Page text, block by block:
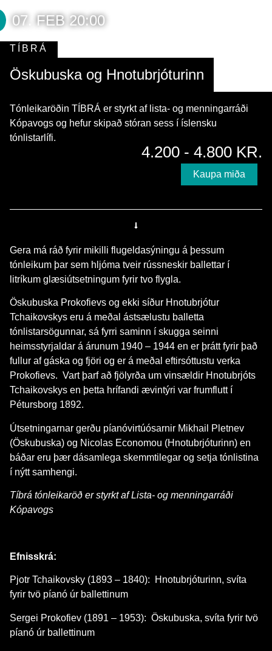
07. FEB 20:00
Öskubuska og Hnotubrjóturinn
TÍBRÁ
Tónleikaröðin TÍBRÁ er styrkt af lista- og menningarráði
Kópavogs og hefur skipað stóran sess í íslensku
tónlistarlífi.
4.200 - 4.800 KR.
Kaupa miða
Gera má ráð fyrir mikilli flugeldasýningu á þessum
tónleikum þar sem hljóma tveir rússneskir ballettar í
litríkum glæsiútsetningum fyrir tvo flygla.
Öskubuska Prokofievs og ekki síður Hnotubrjótur
Tchaikovskys eru á meðal ástsælustu balletta
tónlistarsögunnar, sá fyrri saminn í skugga seinni
heimsstyrjaldar á árunum 1940 – 1944 en er þrátt fyrir það
fullur af gáska og fjöri og er á meðal eftirsóttustu verka
Prokofievs. Vart þarf að fjölyrða um vinsældir Hnotubrjóts
Tchaikovskys en þetta hrífandi ævintýri var frumflutt í
Pétursborg 1892.
Útsetningarnar gerðu píanóvirtúósarnir Mikhail Pletnev
(Öskubuska) og Nicolas Economou (Hnotubrjóturinn) en
báðar eru þær dásamlega skemmtilegar og setja tónlistina
í nýtt samhengi.
Tíbrá tónleikaröð er styrkt af Lista- og menningarráði
Kópavogs
Efnisskrá:
Pjotr Tchaikovsky (1893 – 1840): Hnotubrjóturinn, svíta
fyrir tvö píanó úr ballettinum
Sergei Prokofiev (1891 – 1953): Öskubuska, svíta fyrir tvö
píanó úr ballettinum